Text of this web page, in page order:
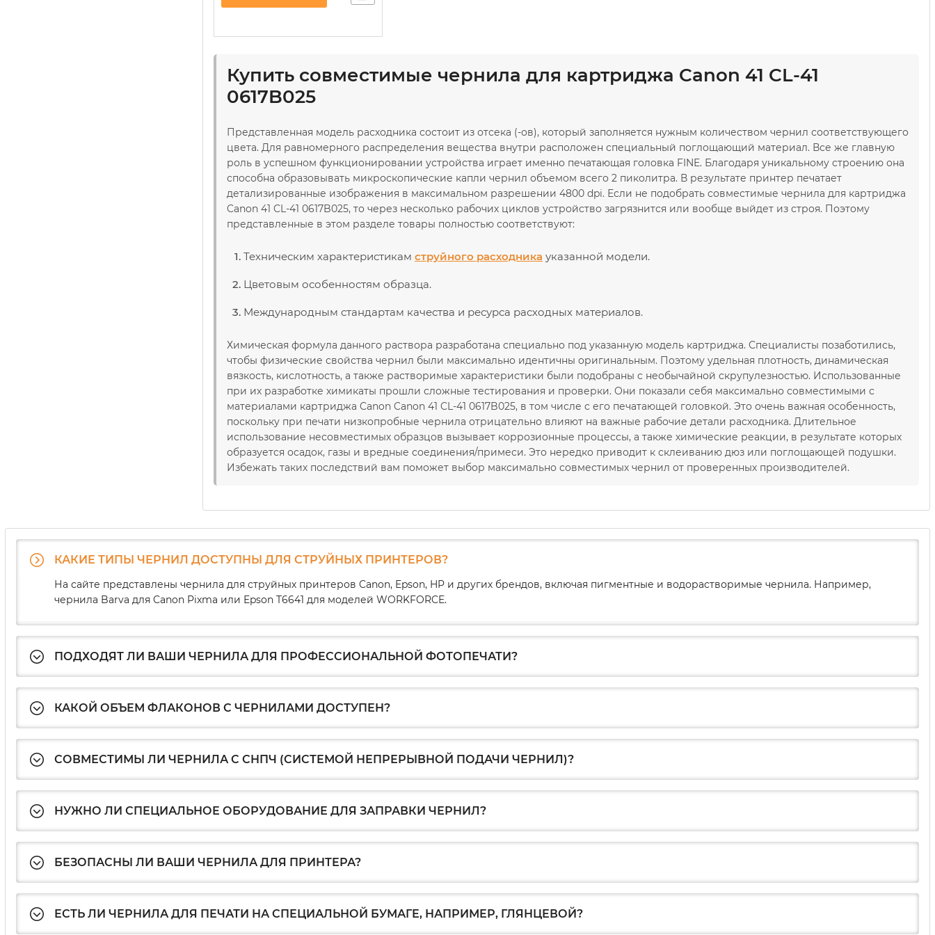
Купить совместимые чернила для картриджа Canon 41 CL-41
0617B025
Представленная модель расходника состоит из отсека (-ов), который заполняется нужным количеством чернил соответствующего
цвета. Для равномерного распределения вещества внутри расположен специальный поглощающий материал. Все же главную
роль в успешном функционировании устройства играет именно печатающая головка FINE. Благодаря уникальному строению она
способна образовывать микроскопические капли чернил объемом всего 2 пиколитра. В результате принтер печатает
детализированные изображения в максимальном разрешении 4800 dpi. Если не подобрать совместимые чернила для картриджа
Canon 41 CL-41 0617B025, то через несколько рабочих циклов устройство загрязнится или вообще выйдет из строя. Поэтому
представленные в этом разделе товары полностью соответствуют:
Техническим характеристикам струйного расходника указанной модели.
Цветовым особенностям образца.
Международным стандартам качества и ресурса расходных материалов.
Химическая формула данного раствора разработана специально под указанную модель картриджа. Специалисты позаботились,
чтобы физические свойства чернил были максимально идентичны оригинальным. Поэтому удельная плотность, динамическая
вязкость, кислотность, а также растворимые характеристики были подобраны с необычайной скрупулезностью. Использованные
при их разработке химикаты прошли сложные тестирования и проверки. Они показали себя максимально совместимыми с
материалами картриджа Canon Canon 41 CL-41 0617B025, в том числе с его печатающей головкой. Это очень важная особенность,
поскольку при печати низкопробные чернила отрицательно влияют на важные рабочие детали расходника. Длительное
использование несовместимых образцов вызывает коррозионные процессы, а также химические реакции, в результате которых
образуется осадок, газы и вредные соединения/примеси. Это нередко приводит к склеиванию дюз или поглощающей подушки.
Избежать таких последствий вам поможет выбор максимально совместимых чернил от проверенных производителей.
КАКИЕ ТИПЫ ЧЕРНИЛ ДОСТУПНЫ ДЛЯ СТРУЙНЫХ ПРИНТЕРОВ?
На сайте представлены чернила для струйных принтеров Canon, Epson, HP и других брендов, включая пигментные и водорастворимые чернила. Например,
чернила Barva для Canon Pixma или Epson T6641 для моделей WORKFORCE.
ПОДХОДЯТ ЛИ ВАШИ ЧЕРНИЛА ДЛЯ ПРОФЕССИОНАЛЬНОЙ ФОТОПЕЧАТИ?
КАКОЙ ОБЪЕМ ФЛАКОНОВ С ЧЕРНИЛАМИ ДОСТУПЕН?
СОВМЕСТИМЫ ЛИ ЧЕРНИЛА С СНПЧ (СИСТЕМОЙ НЕПРЕРЫВНОЙ ПОДАЧИ ЧЕРНИЛ)?
НУЖНО ЛИ СПЕЦИАЛЬНОЕ ОБОРУДОВАНИЕ ДЛЯ ЗАПРАВКИ ЧЕРНИЛ?
БЕЗОПАСНЫ ЛИ ВАШИ ЧЕРНИЛА ДЛЯ ПРИНТЕРА?
ЕСТЬ ЛИ ЧЕРНИЛА ДЛЯ ПЕЧАТИ НА СПЕЦИАЛЬНОЙ БУМАГЕ, НАПРИМЕР, ГЛЯНЦЕВОЙ?